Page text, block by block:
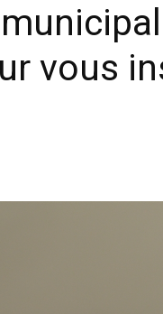
vous